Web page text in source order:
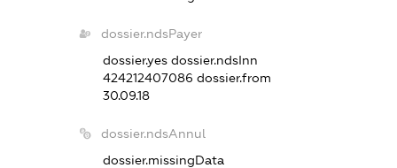
dossier.ndsPayer
dossier.yesdossier.ndsInn
424212407086dossier.from
30.09.18
dossier.ndsAnnul
dossier.missingData